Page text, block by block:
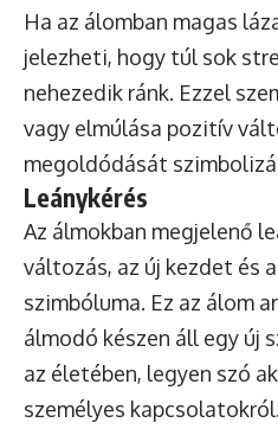
Ha az álomban magas
jelezheti, hogy túl sok
nehezedik ránk. Ezzel
vagy elmúlása pozitív
megoldódását
Leánykérés
Az álmokban megjelenő
változás, az új kezdet és
szimbóluma. Ez az álom
álmodó készen áll egy új
az életében, legyen szó
személyes kapcsolatokról.